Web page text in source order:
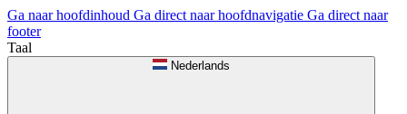
Ga naar hoofdinhoud Ga direct naar hoofdnavigatie Ga direct naar
footer
Taal
Nederlands